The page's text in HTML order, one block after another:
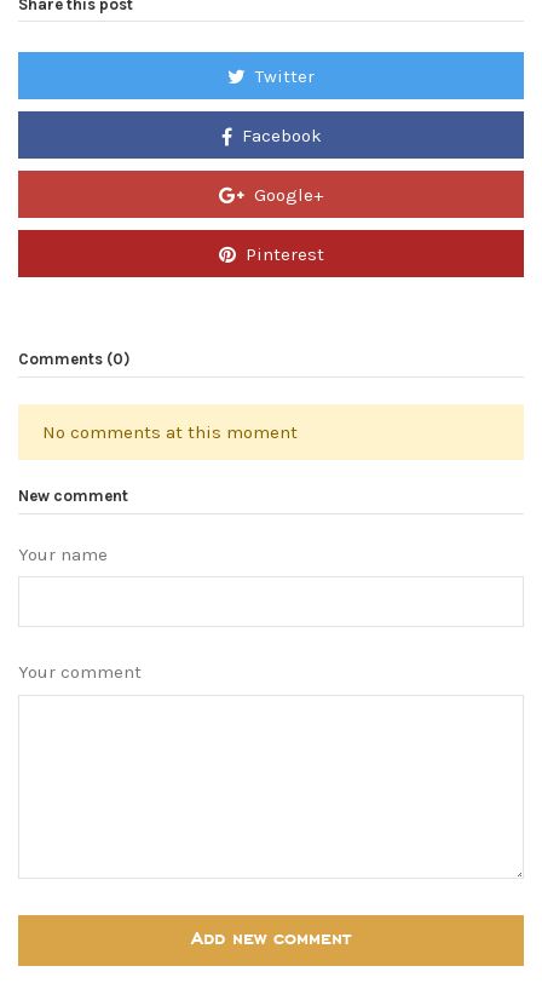
Share this post
Twitter
Facebook
Google+
Pinterest
Comments (0)
No comments at this moment
New comment
Your name
Your comment
Add new comment